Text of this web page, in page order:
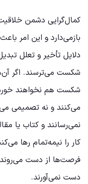
کمال‌گرایی دشمن
بازمی‌دارد و این امر
دلایل تأخیر و تعلل
شکست می‌ترسند. اگر
شکست هم نخواهند خورد؛
می‌کنند و نه تصمیمی
نمی‌رسانند و کتاب یا
کار را نیمه‌تمام رها
فرصت‌ها از دست
دست نمی‌آورند.